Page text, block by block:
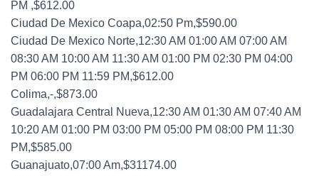
PM ,$612.00
Ciudad De Mexico Coapa,02:50 Pm,$590.00
Ciudad De Mexico Norte,12:30 AM 01:00 AM 07:00 AM
08:30 AM 10:00 AM 11:30 AM 01:00 PM 02:30 PM 04:00
PM 06:00 PM 11:59 PM,$612.00
Colima,-,$873.00
Guadalajara Central Nueva,12:30 AM 01:30 AM 07:40 AM
10:20 AM 01:00 PM 03:00 PM 05:00 PM 08:00 PM 11:30
PM,$585.00
Guanajuato,07:00 Am,$31174.00